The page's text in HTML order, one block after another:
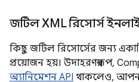
জটিল XML রিসোর্স
কিছু জটিল রিসোর্সের জন্য
প্রয়োজন হয়। উদাহরণস্বরূপ,
অ্যানিমেশন API থাকলেও,